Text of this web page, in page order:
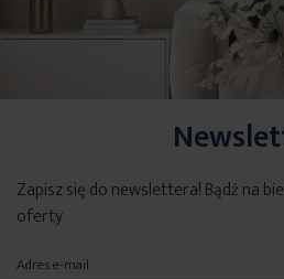
Zapisz się do newslettera! Bądź na
oferty
Adres e-mail